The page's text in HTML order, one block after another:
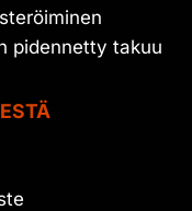
pidennetty takuu